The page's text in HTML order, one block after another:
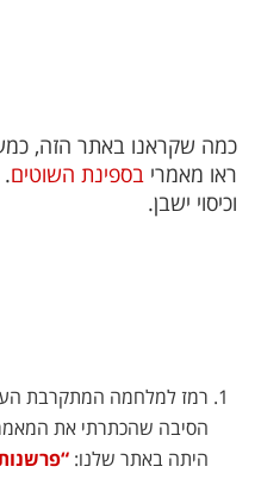
כמה שקראנו באתר הזה,
ראו מאמרי בספינת השוטים.
וכיסוי ישבן.
רמז למלחמה המתקרבת
הסיבה שהכתרתי את
היתה באתר שלנו: